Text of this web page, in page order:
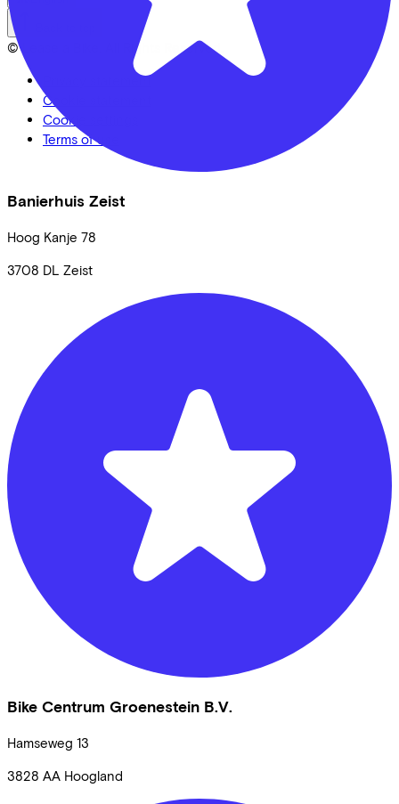
Banierhuis Zeist
Hoog Kanje 78
3708 DL Zeist
Bike Centrum Groenestein B.V.
Hamseweg 13
3828 AA Hoogland
© Lease a Bike. All Rights Reserved.
Privacy statement
Cookie statement
Cookie settings
Terms of use